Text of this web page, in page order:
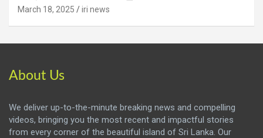
March 18, 2025 iri news
About Us
We deliver up-to-the-minute breaking news and compelling
videos, bringing you the most recent and impactful stories
from every corner of the beautiful island of Sri Lanka. Our